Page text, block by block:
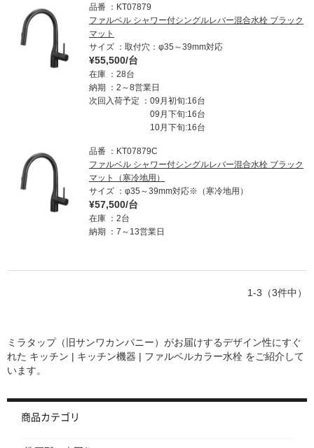
品番
KT07879
ファルベル シャワー付シングルレバー混合水栓 ブラック
マット
サイズ
取付穴：φ35～39mm対応
¥55,500/台
在庫
28台
納期
2～8営業日
次回入荷予定
09月初旬:16台
09月下旬:16台
10月下旬:16台
品番
KT07879C
ファルベル シャワー付シングルレバー混合水栓 ブラック
マット（寒冷地用）
サイズ
φ35～39mm対応※（寒冷地用）
¥57,500/台
在庫
2台
納期
7～13営業日
1-3（3件中）
ミラタップ（旧サンワカンパニー）がお届けするデザイン性にすぐ
れた キッチン | キッチン機器 | ファルベルカラー水栓 をご紹介して
います。
商品カテゴリ